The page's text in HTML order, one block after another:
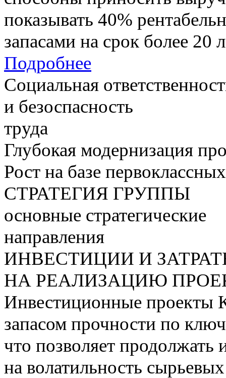
показывать 40%
запасами на срок более 20
Подробнее
Социальная
и безоспасность
труда
Глубокая модернизация
Рост на базе
СТРАТЕГИЯ ГРУППЫ
основные стратегические
направления
ИНВЕСТИЦИИ И
НА РЕАЛИЗАЦИЮ
Инвестиционные проекты
запасом прочности по
что позволяет продолжать
на волатильность